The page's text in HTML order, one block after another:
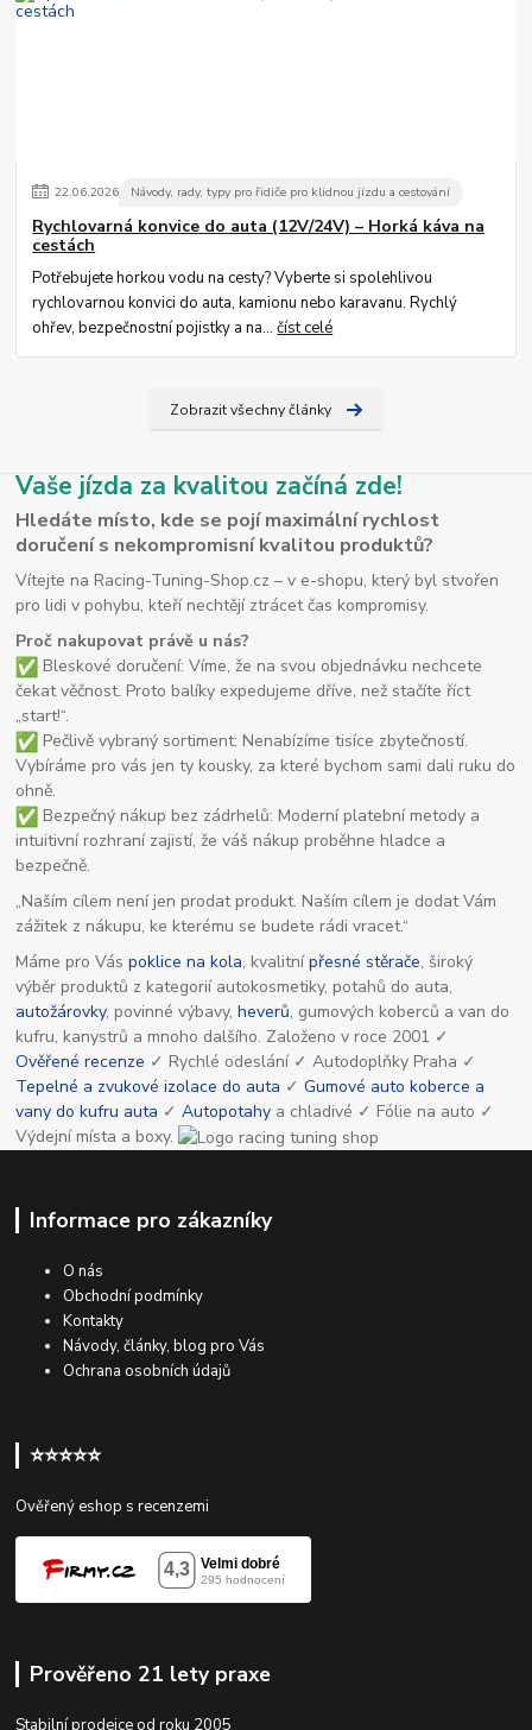
22.06.2026 Návody, rady, typy pro řidiče pro klidnou jízdu a cestování
Rychlovarná konvice do auta (12V/24V) – Horká káva na
cestách
Potřebujete horkou vodu na cesty? Vyberte si spolehlivou
rychlovarnou konvici do auta, kamionu nebo karavanu. Rychlý
ohřev, bezpečnostní pojistky a na...číst celé
Zobrazit všechny články
Vaše jízda za kvalitou začíná zde!
Hledáte místo, kde se pojí maximální rychlost
doručení s nekompromisní kvalitou produktů?
Vítejte na Racing-Tuning-Shop.cz – v e-shopu, který byl stvořen
pro lidi v pohybu, kteří nechtějí ztrácet čas kompromisy.
Proč nakupovat právě u nás?
Bleskové doručení: Víme, že na svou objednávku nechcete
čekat věčnost. Proto balíky expedujeme dříve, než stačíte říct
„start!“.
Pečlivě vybraný sortiment: Nenabízíme tisíce zbytečností.
Vybíráme pro vás jen ty kousky, za které bychom sami dali ruku do
ohně.
Bezpečný nákup bez zádrhelů: Moderní platební metody a
intuitivní rozhraní zajistí, že váš nákup proběhne hladce a
bezpečně.
„Naším cílem není jen prodat produkt. Naším cílem je dodat Vám
zážitek z nákupu, ke kterému se budete rádi vracet.“
Máme pro Váspoklice na kola, kvalitnípřesné stěrače, široký
výběr produktů z kategorií autokosmetiky, potahů do auta,
autožárovky, povinné výbavy,heverů, gumových koberců a van do
kufru, kanystrů a mnoho dalšího. Založeno v roce 2001 ✓
Ověřené recenze ✓ Rychlé odeslání ✓ Autodoplňky Praha ✓
Tepelné a zvukové izolace do auta ✓Gumové auto koberce a
vany do kufru auta ✓Autopotahy a chladivé ✓ Fólie na auto ✓
Výdejní místa a boxy.
Informace pro zákazníky
O nás
Obchodní podmínky
Kontakty
Návody, články, blog pro Vás
Ochrana osobních údajů
⭐⭐⭐⭐⭐
Ověřený eshop s recenzemi
Prověřeno 21 lety praxe
Stabilní prodejce od roku 2005